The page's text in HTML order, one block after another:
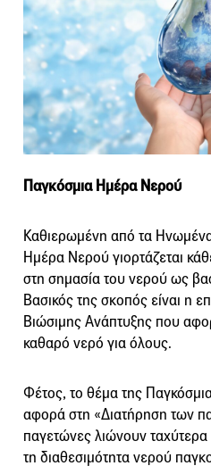
Παγκόσμια Ημέρα Νερού
Καθιερωμένη από τα
Ημέρα Νερού γιορτάζεται
στη σημασία του νερού ως
Βασικός της σκοπός είναι η
Βιώσιμης Ανάπτυξης που
καθαρό νερό για όλους.
Φέτος, το θέμα της
αφορά στη «Διατήρηση των
παγετώνες λιώνουν
τη διαθεσιμότητα νερού